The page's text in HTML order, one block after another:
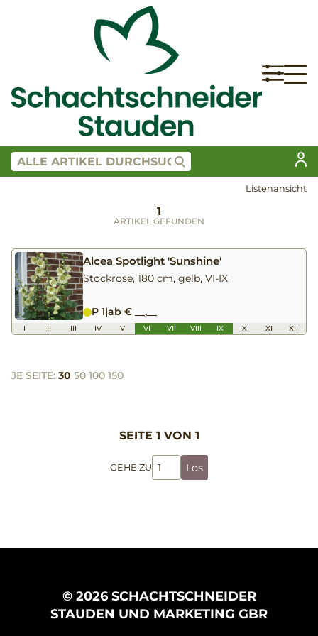
Listenansicht
1
ARTIKEL GEFUNDEN
Alcea Spotlight 'Sunshine'
Stockrose, 180 cm, gelb, VI-IX
P 1|ab € __,__
I II III IV V VI VII VIII IX X XI XII
JE SEITE: 30 50 100 150
SEITE 1 VON 1
GEHE ZU Los
© 2026 SCHACHTSCHNEIDER
STAUDEN UND MARKETING GBR